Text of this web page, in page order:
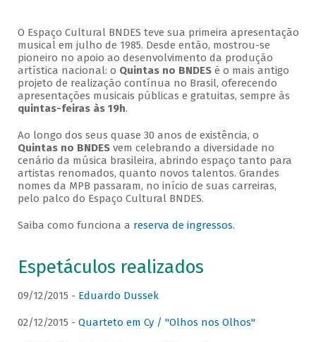
O Espaço Cultural BNDES teve sua primeira apresentação
musical em julho de 1985. Desde então, mostrou-se
pioneiro no apoio ao desenvolvimento da produção
artística nacional: o Quintas no BNDESé o mais antigo
projeto de realização contínua no Brasil, oferecendo
apresentações musicais públicas e gratuitas, sempre às
quintas-feiras às 19h.
Ao longo dos seus quase 30 anos de existência, o
Quintas no BNDESvem celebrando a diversidade no
cenário da música brasileira, abrindo espaço tanto para
artistas renomados, quanto novos talentos. Grandes
nomes da MPB passaram, no início de suas carreiras,
pelo palco do Espaço Cultural BNDES.
Saiba como funciona a reserva de ingressos.
Espetáculos realizados
09/12/2015 - Eduardo Dussek
02/12/2015 - Quarteto em Cy / "Olhos nos Olhos"